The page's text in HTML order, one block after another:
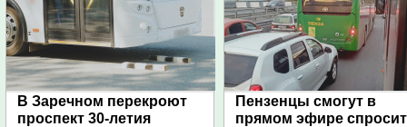
В Заречном перекроют
проспект 30-летия
Пензенцы смогут в
прямом эфире